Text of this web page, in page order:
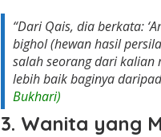
“Dari Qais, dia berkata:
bighol (hewan hasil
salah seorang dari kalian
lebih baik baginya
Bukhari)
3. Wanita yang